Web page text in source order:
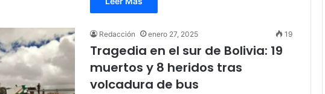
Redacción enero 27, 2025 19
Tragedia en el sur de Bolivia: 19
muertos y 8 heridos tras
volcadura de bus